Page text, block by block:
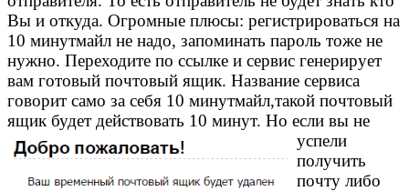
Вы и откуда. Огромные плюсы: регистрироваться на
10 минутмайл не надо, запоминать пароль тоже не
нужно. Переходите по ссылке и сервис генерирует
вам готовый почтовый ящик. Название сервиса
говорит само за себя 10 минутмайл,такой почтовый
ящик будет действовать 10 минут. Но если вы не
успели
получить
почту либо